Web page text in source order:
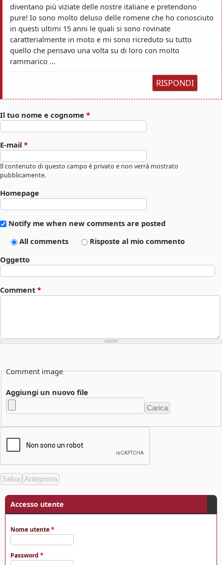
diventano più viziate delle nostre italiane e pretendono
pure! Io sono molto deluso delle romene che ho conosciuto
in questi ultimi 15 anni le quali si sono rovinate
caratterialmente in moto e mi sono ricreduto su tutto
quello che pensavo una volta su di loro con molto
rammarico ...
RISPONDI
Il tuo nome e cognome *
E-mail *
Il contenuto di questo campo è privato e non verrà mostrato
pubblicamente.
Homepage
Notify me when new comments are posted
All comments
Risposte al mio commento
Oggetto
Comment *
Comment image
Aggiungi un nuovo file
Accesso utente
Nome utente*
Password *